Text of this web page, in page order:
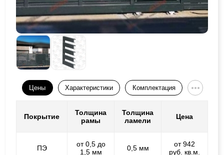
Цены Характеристики Комплектация
Покрытие
Толщина
рамы
Толщина
ламели
Цена
ПЭ
от 0,5 до
1,5 мм
0,5 мм
от 942
руб. кв.м.